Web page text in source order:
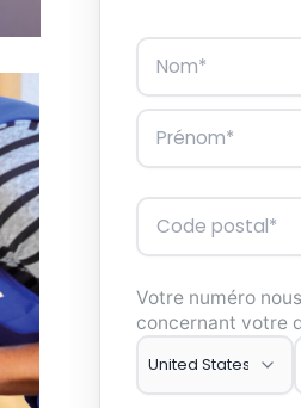
Votre numéro
concernant votre